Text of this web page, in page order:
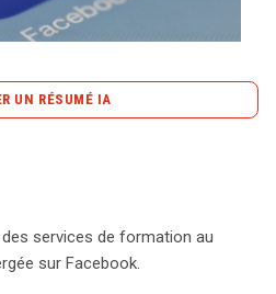
CONTACT
UN RÉSUMÉ IA
entreprise de formation,
pour promouvoir ses
de données des
suscité des préoccupations
services de formation au
sur Facebook.